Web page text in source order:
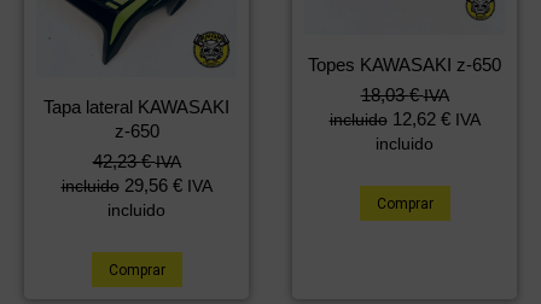
Tapa lateral KAWASAKI
z-650
42,23€ IVA
incluido 29,56 € IVA
incluido
Comprar
Topes KAWASAKI z-650
18,03€ IVA
incluido 12,62 € IVA
incluido
Comprar